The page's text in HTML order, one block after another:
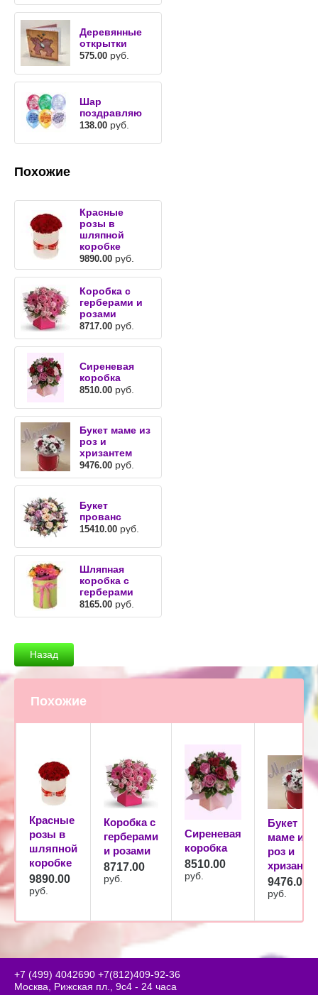
Деревянные
открытки
575.00 руб.
Шар
поздравляю
138.00 руб.
Похожие
Красные
розы в
шляпной
коробке
9890.00 руб.
Коробка с
герберами и
розами
8717.00 руб.
Сиреневая
коробка
8510.00 руб.
Букет маме из
роз и
хризантем
9476.00 руб.
Букет
прованс
15410.00 руб.
Шляпная
коробка с
герберами
8165.00 руб.
Назад
Похожие
Красные
розы в
шляпной
коробке
9890.00
руб.
Коробка с
герберами
и розами
8717.00
руб.
Сиреневая
коробка
8510.00
руб.
Букет
маме из
роз и
9476.00
руб.
+7 (499) 4042690 +7(812)409-92-36
Москва, Рижская пл., 9с4 - 24 часа